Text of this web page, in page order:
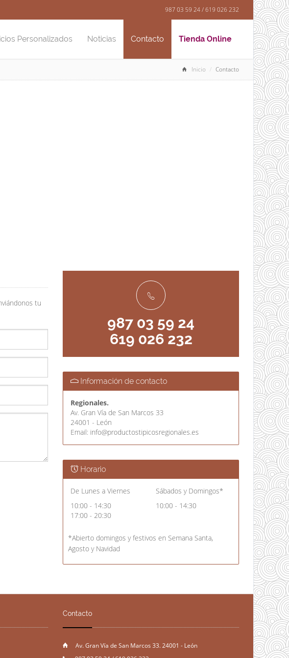
987 03 59 24 / 619 026 232
Personalizados Noticias Contacto Tienda Online
Inicio Contacto
tu
987 03 59 24
619 026 232
Información de contacto
Regionales.
Av. Gran Vía de San Marcos 33
24001 - León
Email: info@productostipicosregionales.es
Horario
De Lunes a Viernes
10:00 - 14:30
17:00 - 20:30
Sábados y Domingos*
10:00 - 14:30
*Abierto domingos y festivos en Semana Santa,
Agosto y Navidad
Contacto
Av. Gran Vía de San Marcos 33. 24001 - León